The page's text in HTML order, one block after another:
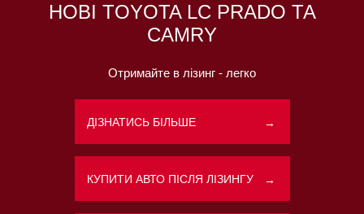
НОВІ TOYOTA LC PRADO ТА
CAMRY
Отримайте в лізинг - легко
ДІЗНАТИСЬ БІЛЬШЕ →
КУПИТИ АВТО ПІСЛЯ ЛІЗИНГУ →
Політикою конфіденційності